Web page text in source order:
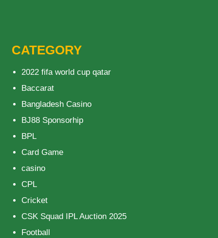
CATEGORY
2022 fifa world cup qatar
Baccarat
Bangladesh Casino
BJ88 Sponsorhip
BPL
Card Game
casino
CPL
Cricket
CSK Squad IPL Auction 2025
Football